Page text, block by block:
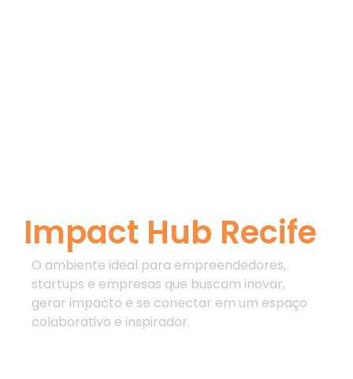
Impact Hub Recife
O ambiente ideal para empreendedores,
startups e empresas que buscam inovar,
gerar impacto e se conectar em um espaço
colaborativo e inspirador.